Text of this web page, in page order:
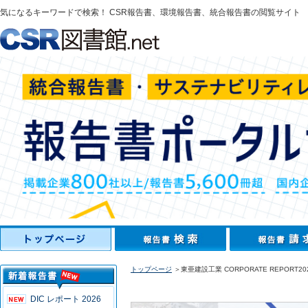
気になるキーワードで検索！ CSR報告書、環境報告書、統合報告書の閲覧サイト
DIC レポート 2026
トップページ ＞東亜建設工業 CORPORATE